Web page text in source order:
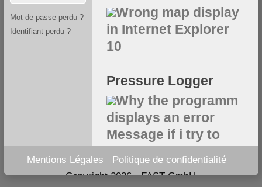
Mot de passe perdu ?
Identifiant perdu ?
Wrong map display
in Internet Explorer
10
Pressure Logger
Why the programm
displays an error
Message if i try to
pressure Logger?
Mentions Légales
Politique de confidentialité
Copyright 2026 - FAST GmbH